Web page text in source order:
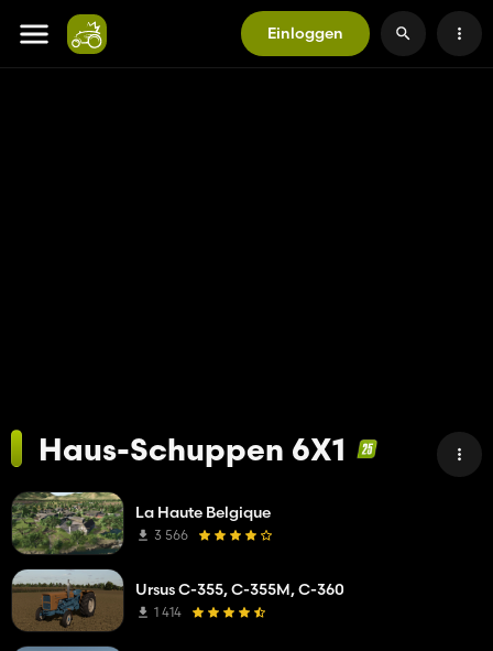
Einloggen
Haus-Schuppen 6X1
La Haute Belgique
3 566
Ursus C-355, C-355M, C-360
1 414